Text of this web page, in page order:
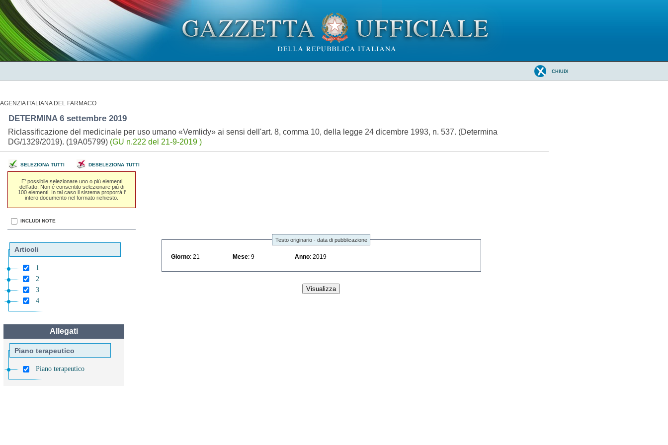
CHIUDI
AGENZIA ITALIANA DEL FARMACO
DETERMINA 6 settembre 2019
Riclassificazione del medicinale per uso umano «Vemlidy» ai sensi dell'art. 8, comma 10, della legge 24 dicembre 1993, n. 537. (Determina
DG/1329/2019). (19A05799) (GU n.222 del 21-9-2019 )
SELEZIONA TUTTI DESELEZIONA TUTTI
E' possibile selezionare uno o piú elementi
dell'atto. Non é consentito selezionare piú di
100 elementi. In tal caso il sistema proporrá l'
intero documento nel formato richiesto.
INCLUDI NOTE
Articoli
1
2
3
4
Allegati
Piano terapeutico
Piano terapeutico
Testo originario - data di pubblicazione
Giorno : 21 Mese : 9 Anno : 2019